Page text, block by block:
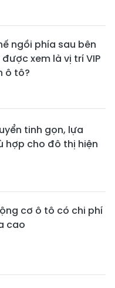
ngồi phía sau bên
xem là vị trí VIP
ô tô?
tinh gọn, lựa
hợp cho đô thị hiện
cơ ô tô có chi phí
cao